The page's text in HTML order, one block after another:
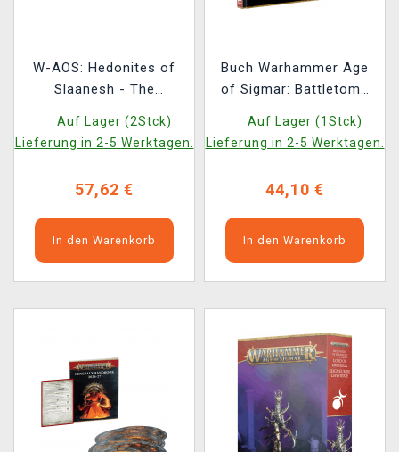
W-AOS: Hedonites of
Slaanesh - The
Figuren)
Auf Lager (2Stck)
Lieferung in 2-5 Werktagen.
57,62 €
In den Warenkorb
Buch Warhammer Age
of Sigmar: Battletome
(2026) ENG
Auf Lager (1Stck)
Lieferung in 2-5 Werktagen.
44,10 €
In den Warenkorb